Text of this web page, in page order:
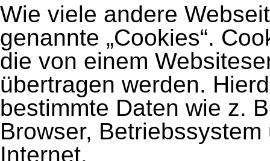
Wie viele andere
genannte „Cookies“.
die von einem
übertragen werden.
bestimmte Daten wie z.
Browser,
Internet.